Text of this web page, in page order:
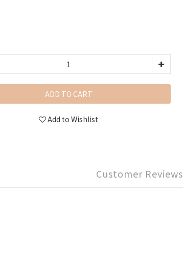
ADD TO CART
Add to Wishlist
Customer Reviews